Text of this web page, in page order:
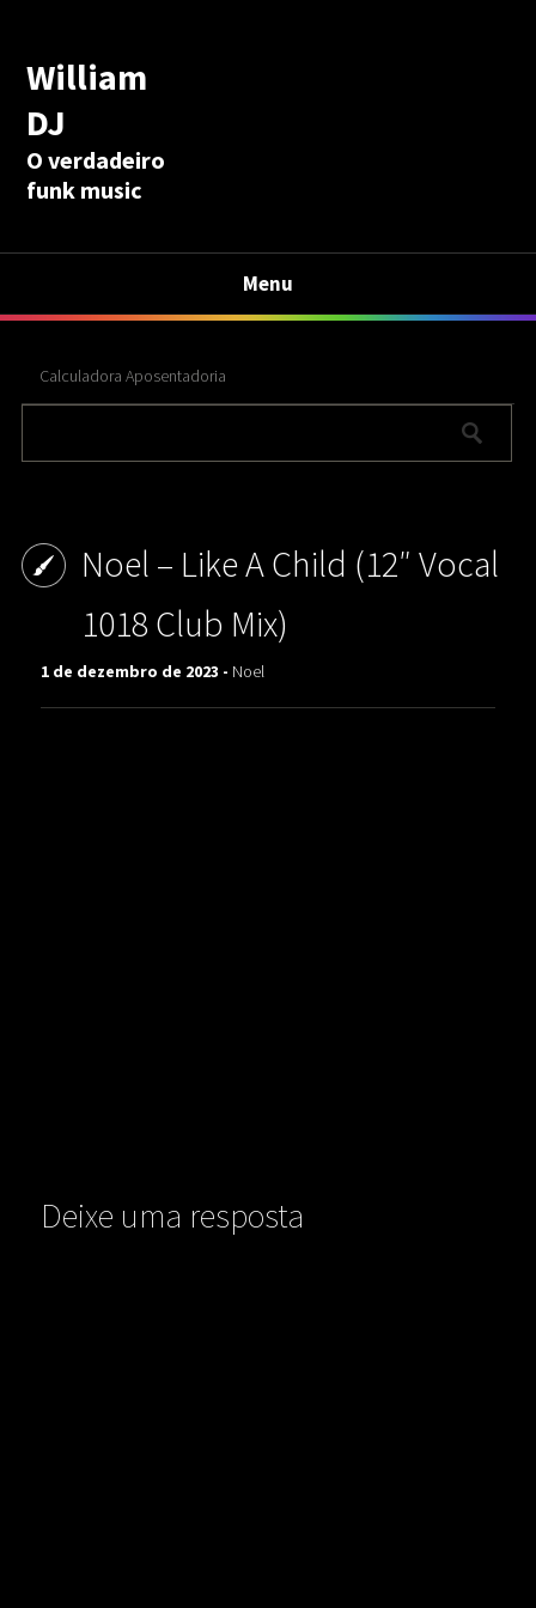
William
DJ
O verdadeiro
funk music
Menu
Calculadora Aposentadoria
Noel ‎– Like A Child (12″ Vocal
1018 Club Mix)
1 de dezembro de 2023 - Noel
Deixe uma resposta